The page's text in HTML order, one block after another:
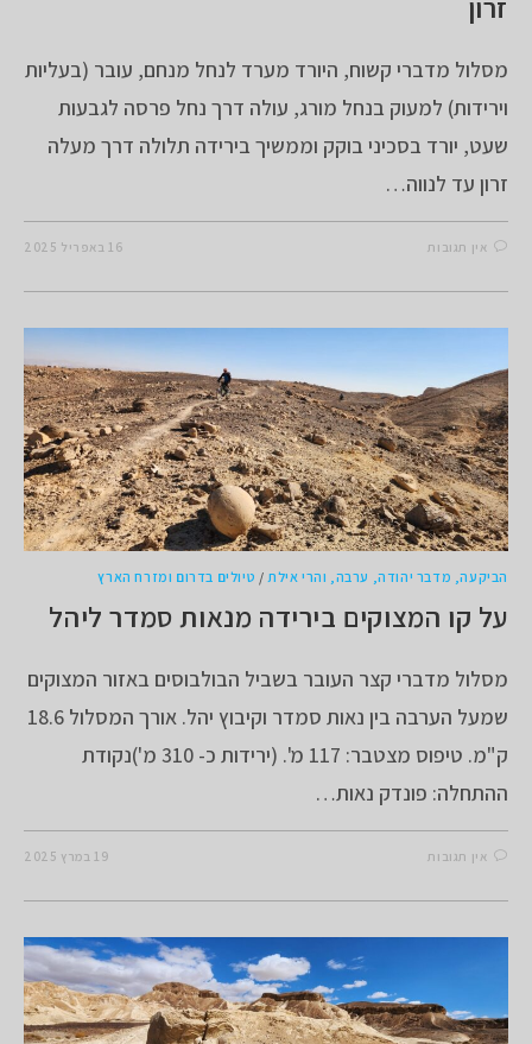
מסלול מדברי קשוח, היורד מערד לנחל מנחם, עובר (בעליות
וירידות) למעוק בנחל מורג, עולה דרך נחל פרסה לגבעות
שעט, יורד בסכיני בוקק וממשיך בירידה תלולה דרך מעלה
זרון עד לנווה…
אין תגובות 16 באפריל 2025
הביקעה, מדבר יהודה, ערבה, והרי אילת / טיולים בדרום ומזרח הארץ
על קו המצוקים בירידה מנאות סמדר ליהל
מסלול מדברי קצר העובר בשביל הבולבוסים באזור המצוקים
שמעל הערבה בין נאות סמדר וקיבוץ יהל. אורך המסלול 18.6
ק"מ. טיפוס מצטבר: 117 מ'. (ירידות כ- 310 מ')נקודת
ההתחלה: פונדק נאות…
אין תגובות 19 במרץ 2025